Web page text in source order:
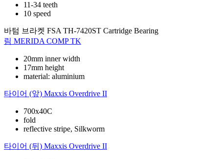
11-34 teeth
10 speed
바텀 브라켓 FSA TH-7420ST Cartridge Bearing
림 MERIDA COMP TK
20mm inner width
17mm height
material: aluminium
타이어 (앞) Maxxis Overdrive II
700x40C
fold
reflective stripe, Silkworm
타이어 (뒤) Maxxis Overdrive II